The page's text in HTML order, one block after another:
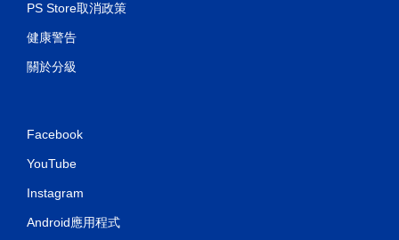
PS Store取消政策
健康警告
關於分級
Facebook
YouTube
Instagram
Android應用程式